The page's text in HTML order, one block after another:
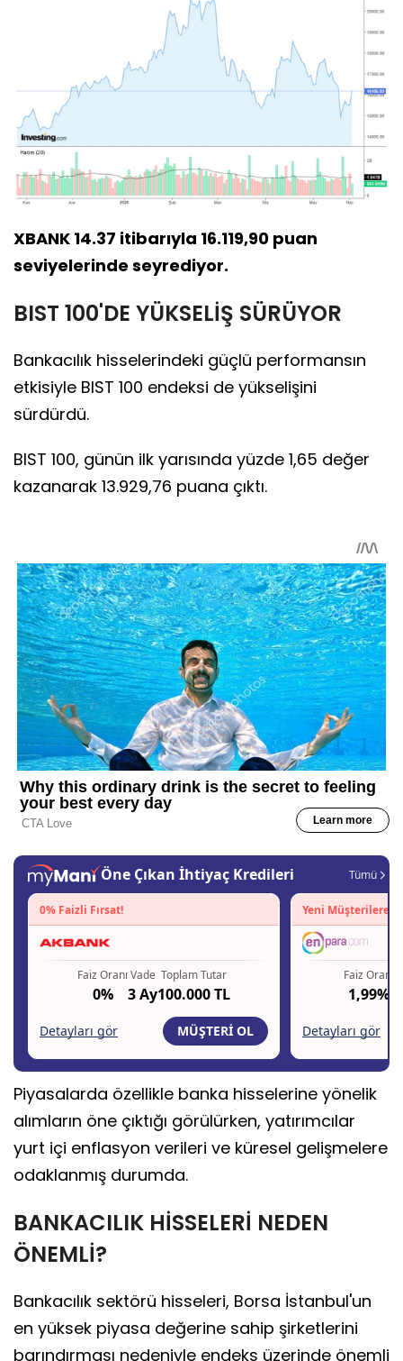
XBANK 14.37 itibarıyla 16.119,90 puan
seviyelerinde seyrediyor.
BIST 100'DE YÜKSELİŞ SÜRÜYOR
Bankacılık hisselerindeki güçlü performansın
etkisiyle BIST 100 endeksi de yükselişini
sürdürdü.
BIST 100, günün ilk yarısında yüzde 1,65 değer
kazanarak 13.929,76 puana çıktı.
Piyasalarda özellikle banka hisselerine yönelik
alımların öne çıktığı görülürken, yatırımcılar
yurt içi enflasyon verileri ve küresel gelişmelere
odaklanmış durumda.
BANKACILIK HİSSELERİ NEDEN
ÖNEMLİ?
Bankacılık sektörü hisseleri, Borsa İstanbul'un
en yüksek piyasa değerine sahip şirketlerini
barındırması nedeniyle endeks üzerinde önemli